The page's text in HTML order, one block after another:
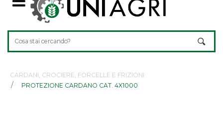
La modifica di un filtro aggiorna automaticamente gli altri filtri
CARDANI, CROCIERE, FORCELLE E FRIZIONI
PROTEZIONE CARDANO CAT. 4X1000